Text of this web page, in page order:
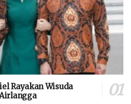
Rayakan Wisuda